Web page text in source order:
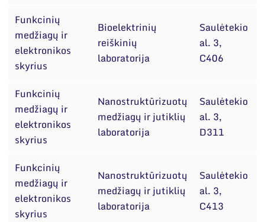
Funkcinių
medžiagų ir
elektronikos
skyrius
Bioelektrinių
reiškinių
laboratorija
Saulėtekio
al. 3,
C406
Funkcinių
medžiagų ir
elektronikos
skyrius
Nanostruktūrizuotų
medžiagų ir jutiklių
laboratorija
Saulėtekio
al. 3,
D311
Funkcinių
medžiagų ir
elektronikos
skyrius
Nanostruktūrizuotų
medžiagų ir jutiklių
laboratorija
Saulėtekio
al. 3,
C413